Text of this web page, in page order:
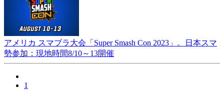
アメリカ スマブラ大会「Super Smash Con 2023」。日本スマ
勢参加：現地時間8/10～13開催
1